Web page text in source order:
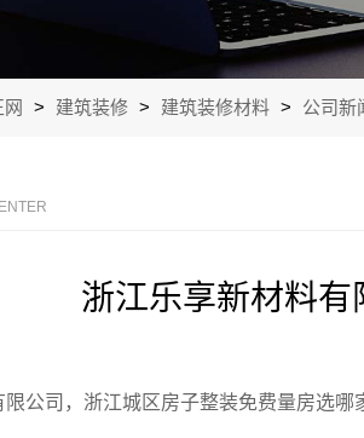
> 建筑装修 > 建筑装修材料 > 公司新
浙江乐享新材料
公司，浙江城区房子整装免费量房选哪